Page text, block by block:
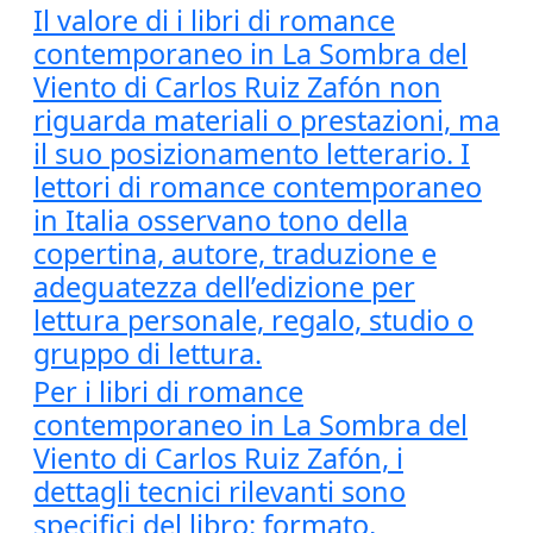
Il valore di i libri di romance
contemporaneo in La Sombra del
Viento di Carlos Ruiz Zafón non
riguarda materiali o prestazioni, ma
il suo posizionamento letterario. I
lettori di romance contemporaneo
in Italia osservano tono della
copertina, autore, traduzione e
adeguatezza dell’edizione per
lettura personale, regalo, studio o
gruppo di lettura.
Per i libri di romance
contemporaneo in La Sombra del
Viento di Carlos Ruiz Zafón, i
dettagli tecnici rilevanti sono
specifici del libro: formato,